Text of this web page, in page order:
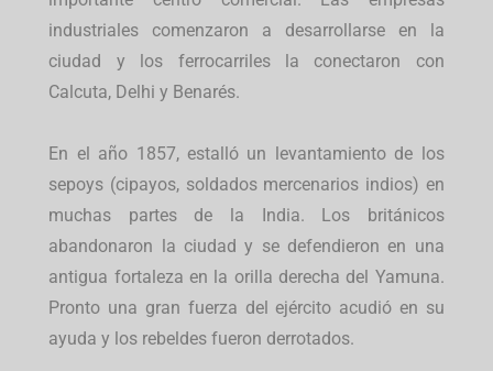
industriales comenzaron a desarrollarse en la
ciudad y los ferrocarriles la conectaron con
Calcuta, Delhi y Benarés.
En el año 1857, estalló un levantamiento de los
sepoys (cipayos, soldados mercenarios indios) en
muchas partes de la India. Los británicos
abandonaron la ciudad y se defendieron en una
antigua fortaleza en la orilla derecha del Yamuna.
Pronto una gran fuerza del ejército acudió en su
ayuda y los rebeldes fueron derrotados.